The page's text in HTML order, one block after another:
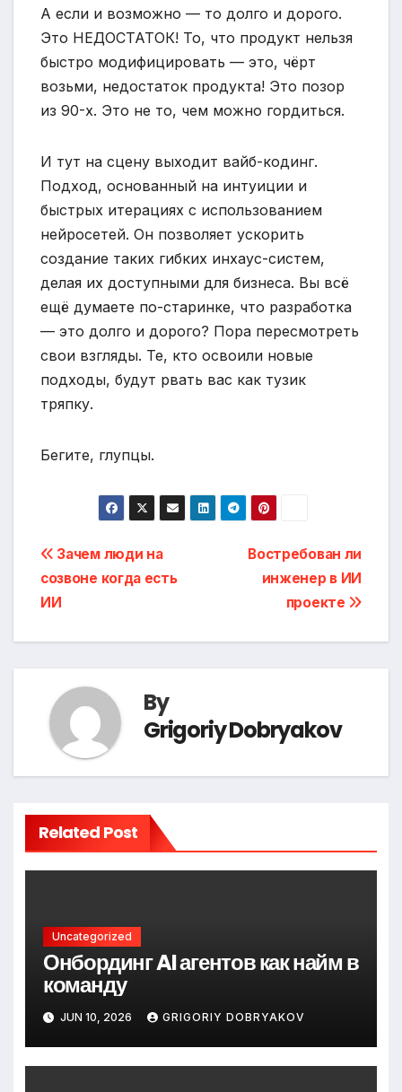
А если и возможно — то долго и дорого.
Это НЕДОСТАТОК! То, что продукт нельзя
быстро модифицировать — это, чёрт
возьми, недостаток продукта! Это позор
из 90-х. Это не то, чем можно гордиться.
И тут на сцену выходит вайб-кодинг.
Подход, основанный на интуиции и
быстрых итерациях с использованием
нейросетей. Он позволяет ускорить
создание таких гибких инхаус-систем,
делая их доступными для бизнеса. Вы всё
ещё думаете по-старинке, что разработка
— это долго и дорого? Пора пересмотреть
свои взгляды. Те, кто освоили новые
подходы, будут рвать вас как тузик
тряпку.
Бегите, глупцы.
Post
navigation
Востребован ли
инженер в ИИ
проекте
Зачем люди на
созвоне когда есть
ИИ
By
Grigoriy Dobryakov
Related Post
Uncategorized
Онбординг AI агентов как найм в
команду
JUN 10, 2026 GRIGORIY DOBRYAKOV